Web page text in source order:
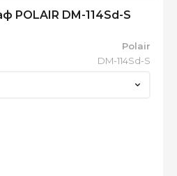
POLAIR DM-114Sd-S
Polair
DM-114Sd-S